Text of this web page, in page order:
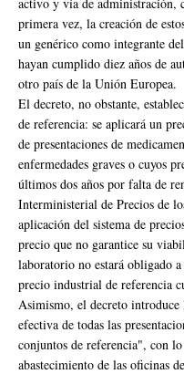
primera vez, la creación de
un genérico como integrante
hayan cumplido diez años de
otro país de la Unión Europea.
El decreto, no obstante,
de referencia: se aplicará un
de presentaciones de
enfermedades graves o cuyos
últimos dos años por falta de
Interministerial de Precios de
aplicación del sistema de
precio que no garantice su
laboratorio no estará obligado
precio industrial de referencia
Asimismo, el decreto
efectiva de todas las
conjuntos de referencia", con
abastecimiento de las oficinas